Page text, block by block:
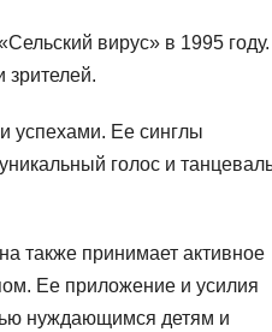
вирус» в 1995
зрителей.
успехами. Ее синглы
голос и
также принимает активное
Ее приложение и усилия
нуждающимся детям и